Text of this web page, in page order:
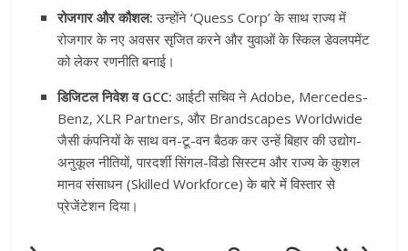
रोजगार और कौशल: उन्होंने ‘Quess Corp’ के साथ राज्य में
रोजगार के नए अवसर सृजित करने और युवाओं के स्किल डेवलपमेंट
को लेकर रणनीति बनाई।
डिजिटल निवेश व GCC: आईटी सचिव ने Adobe, Mercedes-
Benz, XLR Partners, और Brandscapes Worldwide
जैसी कंपनियों के साथ वन-टू-वन बैठक कर उन्हें बिहार की उद्योग-
अनुकूल नीतियों, पारदर्शी सिंगल-विंडो सिस्टम और राज्य के कुशल
मानव संसाधन (Skilled Workforce) के बारे में विस्तार से
प्रेजेंटेशन दिया।